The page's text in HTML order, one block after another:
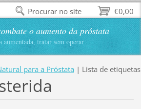
o aumento da próstata
aumentada, tratar sem operar
para a Próstata | Lista de etiquetas
€0,00
Procurar no site